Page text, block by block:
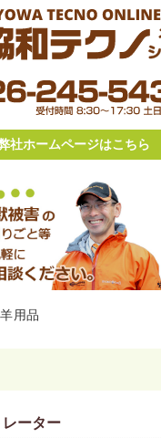
社ホームページはこちら
羊用品
ーター